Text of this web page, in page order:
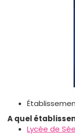
A quel
Lycée de